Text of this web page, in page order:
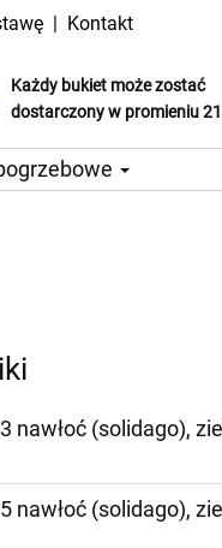
| Kontakt
Każdy bukiet może zostać
dostarczony w promieniu
Usługa Click & Collect
nawłoć (solidago),
nawłoć (solidago),